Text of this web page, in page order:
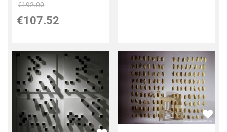
€192.00
€107.52